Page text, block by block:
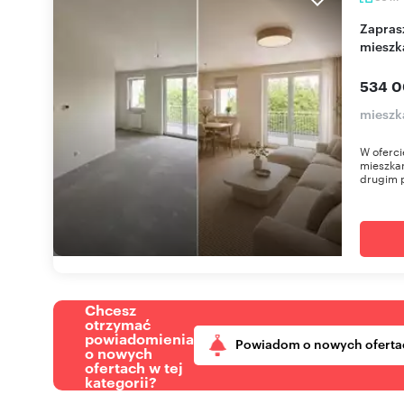
Zapraszam do obejrzenia 3-pokojowego
534
W
drugim
Chcesz
otrzymać
powiadomienia
o nowych
ofertach w tej
kategorii?
Powiadom o nowych